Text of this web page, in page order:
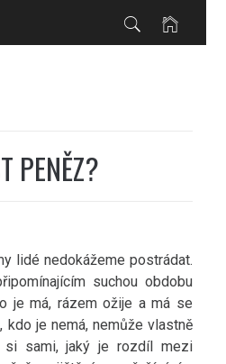
PENĚZ?
lidé nedokážeme postrádat.
suchou obdobu
je má, rázem ožije a má se
je nemá, nemůže vlastně
si sami, jaký je rozdíl mezi